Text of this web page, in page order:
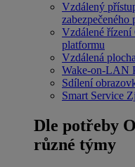
Vzdálený
zabezpečeného
Vzdálené řízení
platformu
Vzdálená plocha
Wake-on-LAN
Sdílení
Smart Service
Dle potřeby
různé týmy